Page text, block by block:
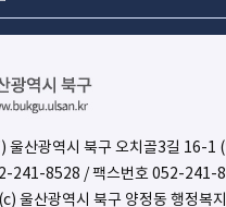
울산광역시 북구 오치골3길 16-1
241-8528 / 팩스번호 052-241-
울산광역시 북구 양정동 행정복